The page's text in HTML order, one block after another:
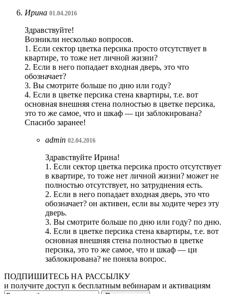
Ирина 01.04.2016
Здравствуйте!
Возникли несколько вопросов.
1. Если сектор цветка персика просто отсутствует в
квартире, то тоже нет личной жизни?
2. Если в него попадает входная дверь, это что
обозначает?
3. Вы смотрите больше по дню или году?
4. Если в цветке персика стена квартиры, т.е. вот
основная внешняя стена полностью в цветке персика,
это то же самое, что и шкаф — ци заблокирована?
Спасибо заранее!
admin 02.04.2016
Здравствуйте Ирина!
1. Если сектор цветка персика просто отсутствует
в квартире, то тоже нет личной жизни? может не
полностью отсутствует, но затруднения есть.
2. Если в него попадает входная дверь, это что
обозначает? он активен, если вы ходите через эту
дверь.
3. Вы смотрите больше по дню или году? по дню.
4. Если в цветке персика стена квартиры, т.е. вот
основная внешняя стена полностью в цветке
персика, это то же самое, что и шкаф — ци
заблокирована? не поняла вопрос.
ПОДПИШИТЕСЬ НА РАССЫЛКУ
и получите доступ к бесплатным вебинарам и активациям